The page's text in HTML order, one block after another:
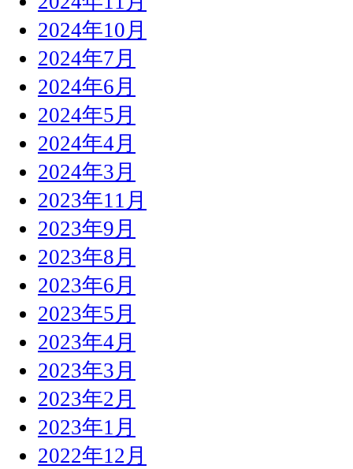
2024年10月
2024年7月
2024年6月
2024年5月
2024年4月
2024年3月
2023年11月
2023年9月
2023年8月
2023年6月
2023年5月
2023年4月
2023年3月
2023年2月
2023年1月
2022年12月